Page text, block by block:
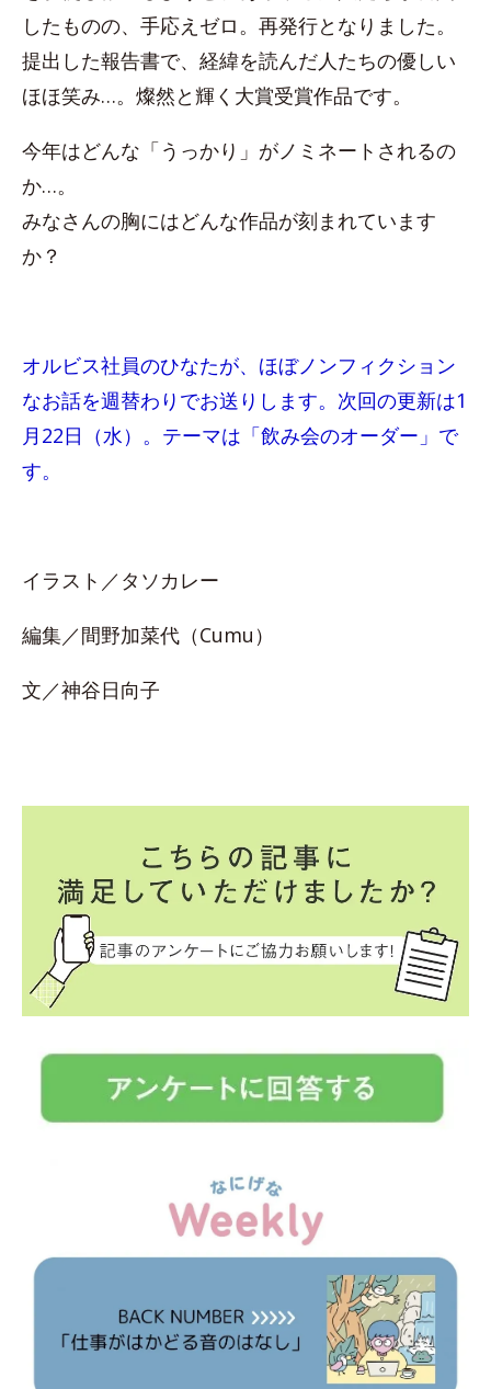
したものの、手応えゼロ。再発行となりました。
提出した報告書で、経緯を読んだ人たちの優しい
ほほ笑み…。燦然と輝く大賞受賞作品です。
今年はどんな「うっかり」がノミネートされるの
か…。
みなさんの胸にはどんな作品が刻まれています
か？
オルビス社員のひなたが、ほぼノンフィクション
なお話を週替わりでお送りします。次回の更新は1
月22日（水）。テーマは「飲み会のオーダー」で
す。
イラスト／タソカレー
編集／間野加菜代（Cumu）
文／神谷日向子